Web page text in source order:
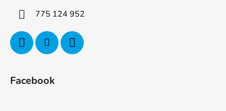
775 124 952
Facebook